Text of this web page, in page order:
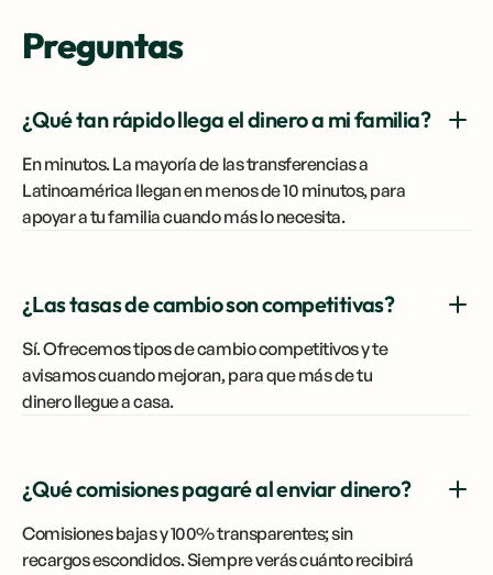
Preguntas
¿Qué tan rápido llega el dinero a mi familia?
En minutos. La mayoría de las transferencias a
Latinoamérica llegan en menos de 10 minutos, para
¿Las tasas de cambio son competitivas?
Sí. Ofrecemos tipos de cambio competitivos y te
avisamos cuando mejoran, para que más de tu
¿Qué comisiones pagaré al enviar dinero?
Comisiones bajas y 100% transparentes; sin